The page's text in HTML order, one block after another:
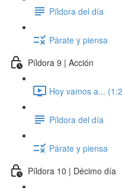
Píldora del día
Párate y piensa
Píldora 9 | Acción
Hoy vamos a...
Píldora del día
Párate y piensa
Píldora 10 | Décimo día